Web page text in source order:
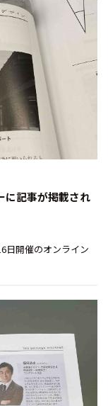
記事が掲載され
日開催のオンライン